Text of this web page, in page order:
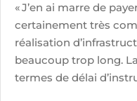
« J’en ai marre de
certainement très
réalisation
beaucoup trop long.
termes de délai